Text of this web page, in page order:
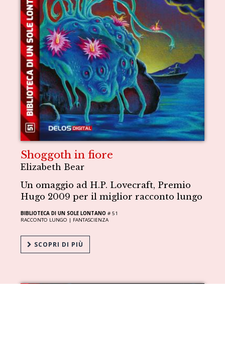
Shoggoth in fiore
Elizabeth Bear
Un omaggio ad H.P. Lovecraft, Premio
Hugo 2009 per il miglior racconto lungo
BIBLIOTECA DI UN SOLE LONTANO # 51
RACCONTO LUNGO | FANTASCIENZA
SCOPRI DI PIÙ